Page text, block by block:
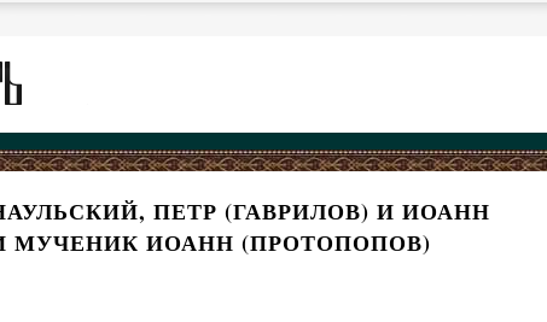
ПЕТР (ГАВРИЛОВ) И ИОАНН
ИОАНН (ПРОТОПОПОВ)